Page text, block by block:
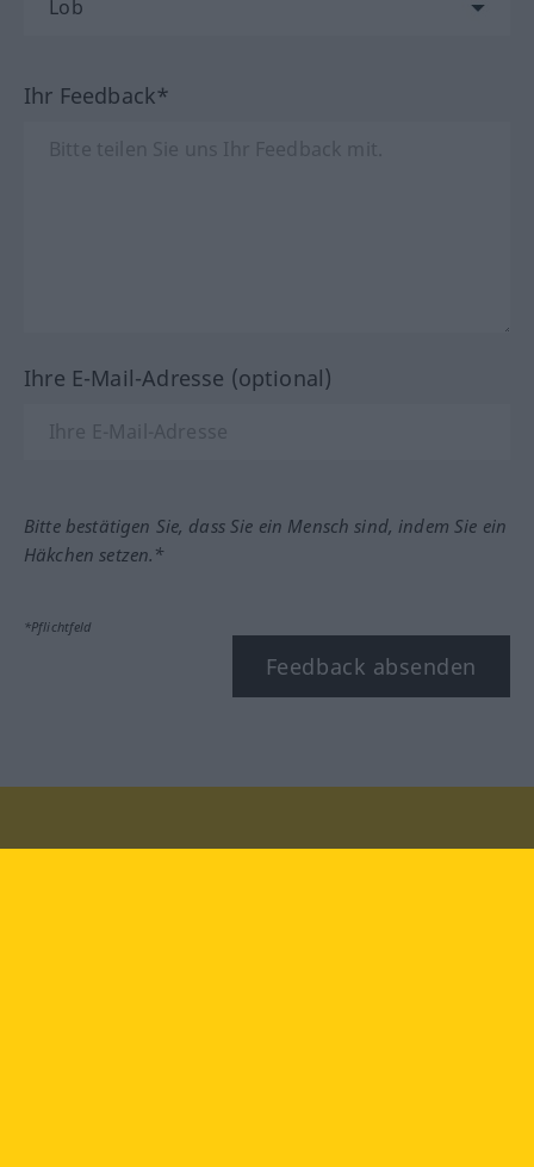
Ihr Feedback*
Ihre E-Mail-Adresse (optional)
Bitte bestätigen Sie, dass Sie ein Mensch sind, indem Sie ein
Häkchen setzen.*
*Pflichtfeld
Feedback absenden